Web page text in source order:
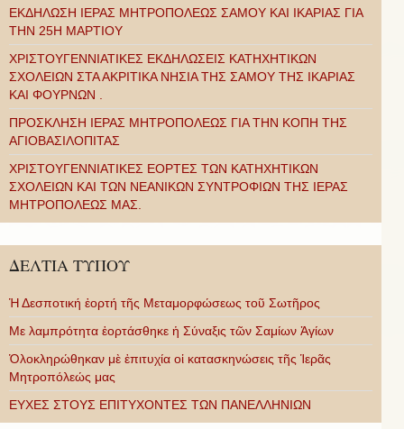
ΕΚΔΗΛΩΣΗ ΙΕΡΑΣ ΜΗΤΡΟΠΟΛΕΩΣ ΣΑΜΟΥ ΚΑΙ ΙΚΑΡΙΑΣ ΓΙΑ
ΤΗΝ 25Η ΜΑΡΤΙΟΥ
ΧΡΙΣΤΟΥΓΕΝΝΙΑΤΙΚΕΣ ΕΚΔΗΛΩΣΕΙΣ ΚΑΤΗΧΗΤΙΚΩΝ
ΣΧΟΛΕΙΩΝ ΣΤΑ ΑΚΡΙΤΙΚΑ ΝΗΣΙΑ ΤΗΣ ΣΑΜΟΥ ΤΗΣ ΙΚΑΡΙΑΣ
ΚΑΙ ΦΟΥΡΝΩΝ .
ΠΡΟΣΚΛΗΣΗ ΙΕΡΑΣ ΜΗΤΡΟΠΟΛΕΩΣ ΓΙΑ ΤΗΝ ΚΟΠΗ ΤΗΣ
ΑΓΙΟΒΑΣΙΛΟΠΙΤΑΣ
ΧΡΙΣΤΟΥΓΕΝΝΙΑΤΙΚΕΣ ΕΟΡΤΕΣ ΤΩΝ ΚΑΤΗΧΗΤΙΚΩΝ
ΣΧΟΛΕΙΩΝ ΚΑΙ ΤΩΝ ΝΕΑΝΙΚΩΝ ΣΥΝΤΡΟΦΙΩΝ ΤΗΣ ΙΕΡΑΣ
ΜΗΤΡΟΠΟΛΕΩΣ ΜΑΣ.
ΔΕΛΤΙΑ ΤΥΠΟΥ
Ἡ Δεσποτική ἑορτή τῆς Μεταμορφώσεως τοῦ Σωτῆρος
Με λαμπρότητα ἑορτάσθηκε ἡ Σύναξις τῶν Σαμίων Ἁγίων
Ὁλοκληρώθηκαν μὲ ἐπιτυχία οἱ κατασκηνώσεις τῆς Ἱερᾶς
Μητροπόλεώς μας
ΕΥΧΕΣ ΣΤΟΥΣ ΕΠΙΤΥΧΟΝΤΕΣ ΤΩΝ ΠΑΝΕΛΛΗΝΙΩΝ